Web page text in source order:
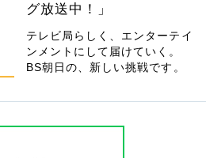
グ放送中！」
テレビ局らしく、エンターテイ
ンメントにして届けていく。
BS朝日の、新しい挑戦です。